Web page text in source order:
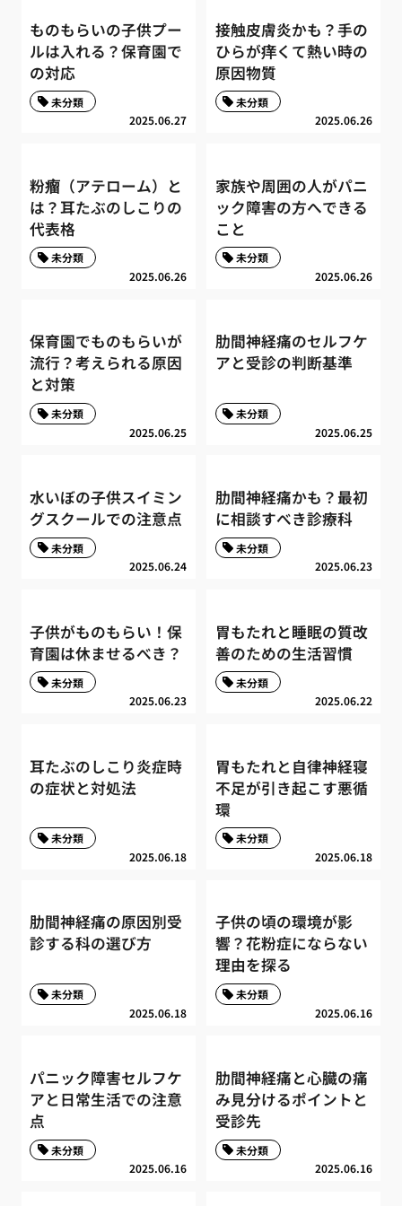
ものもらいの子供プー
ルは入れる？保育園で
の対応
2025.06.27
未分類
接触皮膚炎かも？手の
ひらが痒くて熱い時の
原因物質
2025.06.26
未分類
粉瘤（アテローム）と
は？耳たぶのしこりの
代表格
2025.06.26
未分類
家族や周囲の人がパニ
ック障害の方へできる
こと
2025.06.26
未分類
保育園でものもらいが
流行？考えられる原因
と対策
2025.06.25
未分類
肋間神経痛のセルフケ
アと受診の判断基準
2025.06.25
未分類
水いぼの子供スイミン
グスクールでの注意点
2025.06.24
未分類
肋間神経痛かも？最初
に相談すべき診療科
2025.06.23
未分類
子供がものもらい！保
育園は休ませるべき？
2025.06.23
未分類
胃もたれと睡眠の質改
善のための生活習慣
2025.06.22
未分類
耳たぶのしこり炎症時
の症状と対処法
2025.06.18
未分類
胃もたれと自律神経寝
不足が引き起こす悪循
環
2025.06.18
未分類
肋間神経痛の原因別受
診する科の選び方
2025.06.18
未分類
子供の頃の環境が影
響？花粉症にならない
理由を探る
2025.06.16
未分類
パニック障害セルフケ
アと日常生活での注意
点
2025.06.16
未分類
肋間神経痛と心臓の痛
み見分けるポイントと
受診先
2025.06.16
未分類